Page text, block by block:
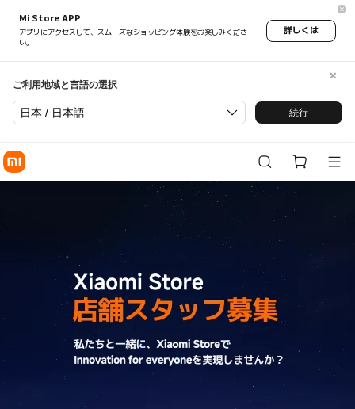
Mi Store APP
アプリにアクセスして、スムーズなショッピング体験をお楽しみくださ
い。
詳しくは
ご利用地域と言語の選択
日本 / 日本語 続行
Xiaomi Store スタッフ応募 -